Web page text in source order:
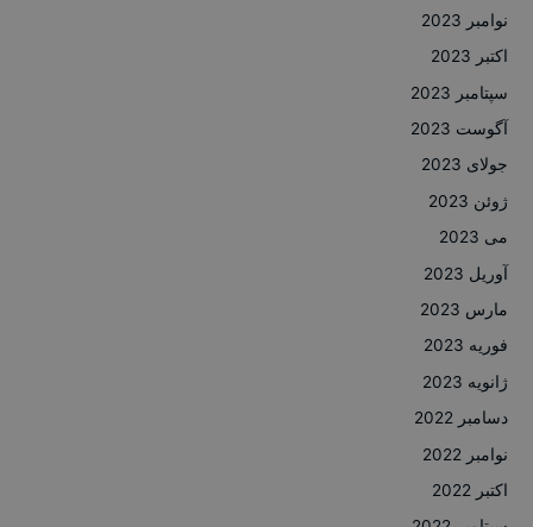
نوامبر 2023
اکتبر 2023
سپتامبر 2023
آگوست 2023
جولای 2023
ژوئن 2023
می 2023
آوریل 2023
مارس 2023
فوریه 2023
ژانویه 2023
دسامبر 2022
نوامبر 2022
اکتبر 2022